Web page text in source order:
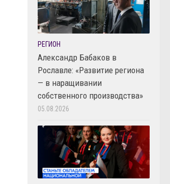
РЕГИОН
Александр Бабаков в
Рославле: «Развитие региона
— в наращивании
собственного производства»
05.08.2026